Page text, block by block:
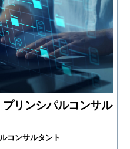
リンシパルコンサル
コンサルタント